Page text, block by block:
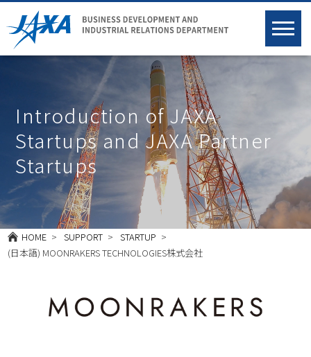
Introduction of JAXA
Startups and JAXA Partner
Startups
HOME SUPPORT
STARTUP
(日本語) MOONRAKERS TECHNOLOGIES株式会社